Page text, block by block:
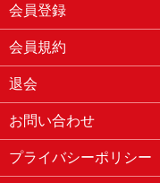
会員登録
会員規約
退会
お問い合わせ
プライバシーポリシー